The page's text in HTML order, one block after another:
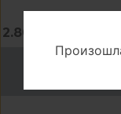
2.80 ₽